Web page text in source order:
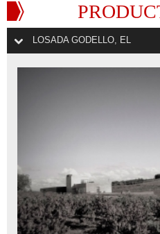
LOSADA GODELLO, EL